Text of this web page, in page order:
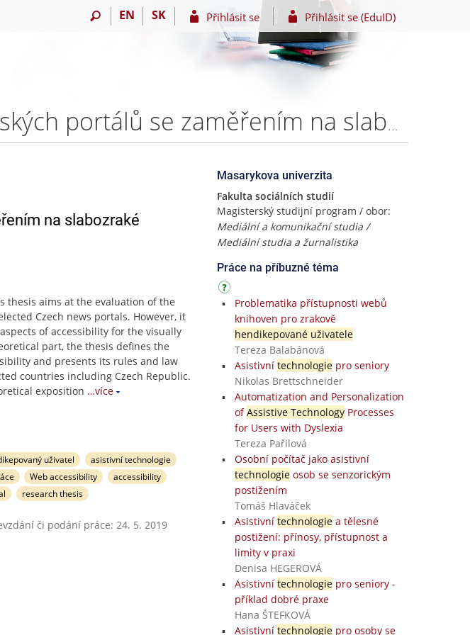
EN SK Přihlásit se Přihlásit se (EduID)
Webová přístupnost českých zpravodajských portálů se zaměřením na slabozraké uživatele – Bc. Markéta Doležalová
na slabozraké
thesis aims at the evaluation of the
Czech news portals. However, it
of accessibility for the visually
part, the thesis defines the
and presents its rules and law
countries including Czech Republic.
exposition …více
uživatel
asistivní technologie
Web accessibility
accessibility
research thesis
či podání práce: 24. 5. 2019
Masarykova univerzita
Fakulta sociálních studií
Magisterský studijní program / obor:
Mediální a komunikační studia /
Mediální studia a žurnalistika
Práce na příbuzné téma
Problematika přístupnosti webů
knihoven pro zrakově
hendikepované uživatele
Tereza Balabánová
Asistivní technologiepro seniory
Nikolas Brettschneider
Automatization and Personalization
ofAssistive TechnologyProcesses
for Users with Dyslexia
Tereza Pařilová
Osobní počítač jako asistivní
technologieosob se senzorickým
postižením
Tomáš Hlaváček
Asistivní technologiea tělesné
postižení: přínosy, přístupnost a
limity v praxi
Denisa HEGEROVÁ
Asistivní technologiepro seniory -
příklad dobré praxe
Hana ŠTEFKOVÁ
Asistivní technologiepro osoby se